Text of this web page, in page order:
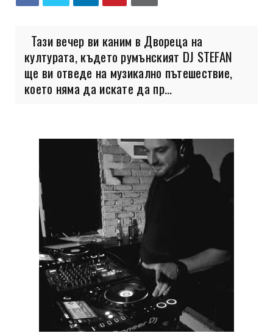
Тази вечер ви каним в Двореца на
културата, където румънският DJ STEFAN
ще ви отведе на музикално пътешествие,
което няма да искате да пр...